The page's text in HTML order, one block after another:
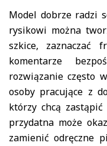
Model dobrze radzi
rysikowi można
szkice, zaznaczać
komentarze
rozwiązanie często
osoby pracujące z
którzy chcą
przydatna może
zamienić odręczne